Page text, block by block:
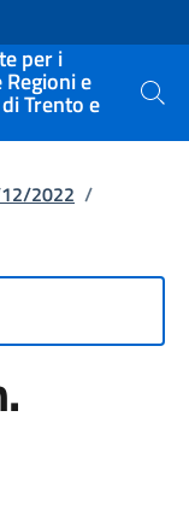
per i
e
Trento e Cerca
2022 /